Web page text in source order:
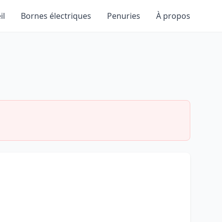
Bornes électriques Penuries À propos